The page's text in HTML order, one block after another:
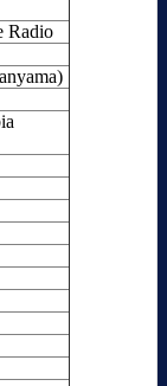
Radio